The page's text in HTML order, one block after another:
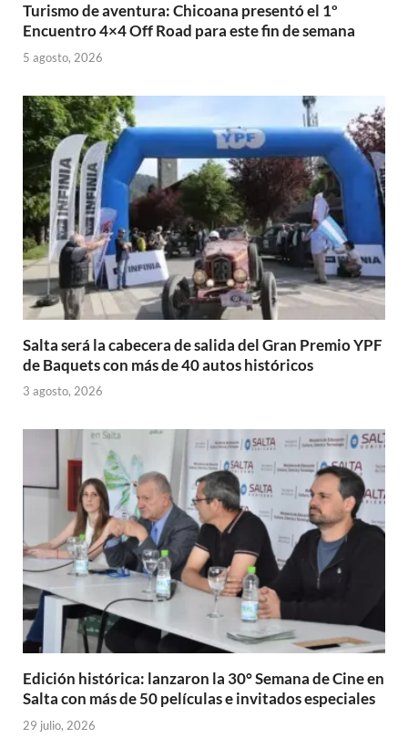
Turismo de aventura: Chicoana presentó el 1º
Encuentro 4×4 Off Road para este fin de semana
5 agosto, 2026
Salta será la cabecera de salida del Gran Premio YPF
de Baquets con más de 40 autos históricos
3 agosto, 2026
Edición histórica: lanzaron la 30° Semana de Cine en
Salta con más de 50 películas e invitados especiales
29 julio, 2026